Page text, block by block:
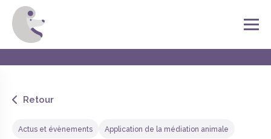
Retour
Actus et évènements Application de la médiation animale